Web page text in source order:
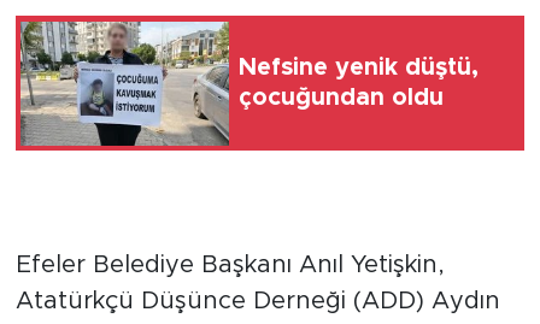
Nefsine yenik düştü,
çocuğundan oldu
Efeler Belediye Başkanı Anıl Yetişkin,
Atatürkçü Düşünce Derneği (ADD) Aydın